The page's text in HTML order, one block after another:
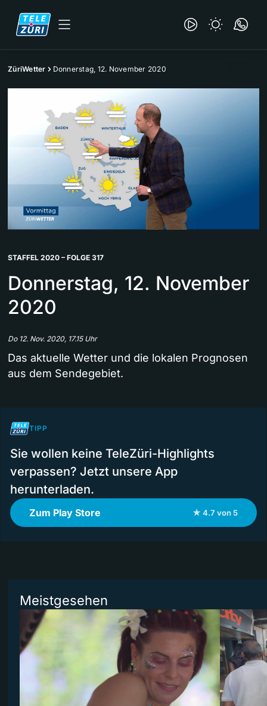
ZüriWetter Donnerstag, 12. November 2020
STAFFEL 2020 – FOLGE 317
Donnerstag, 12. November
2020
Do 12. Nov. 2020, 17.15 Uhr
Das aktuelle Wetter und die lokalen Prognosen
aus dem Sendegebiet.
TIPP
Sie wollen keine TeleZüri-Highlights
verpassen? Jetzt unsere App
herunterladen.
Zum Play Store ★ 4.7 von 5
Meistgesehen